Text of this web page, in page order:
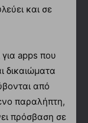
και σε
apps που
δικαιώματα
από
παραλήπτη,
πρόσβαση σε